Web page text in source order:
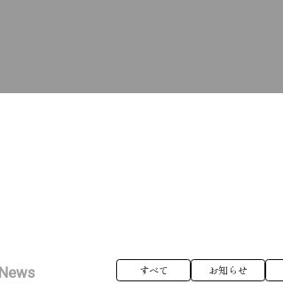
News すべて お知らせ